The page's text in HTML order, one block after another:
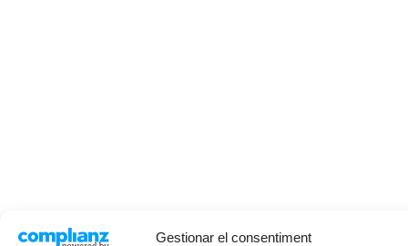
Gestionar el consentiment